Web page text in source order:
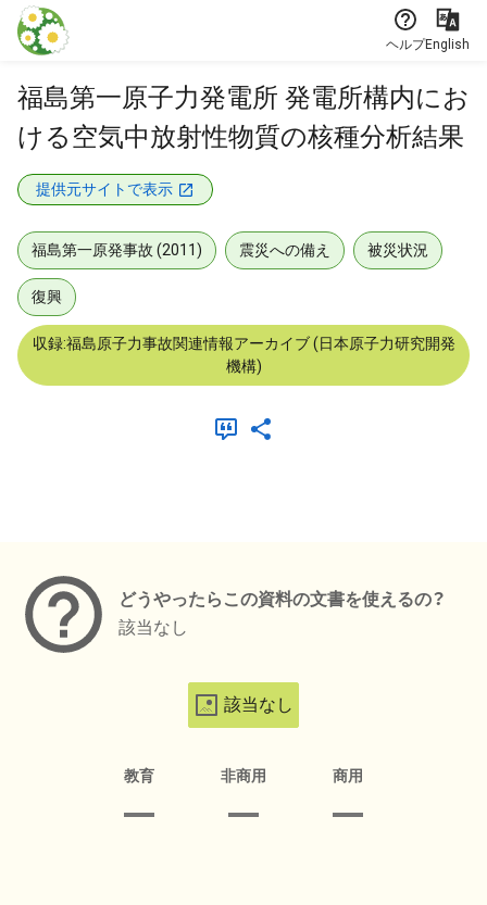
本文に飛ぶ
ヘルプEnglish
福島第一原子力発電所 発電所構内にお
ける空気中放射性物質の核種分析結果
提供元サイトで表示
福島第一原発事故 (2011) 震災への備え 被災状況
復興
収録:福島原子力事故関連情報アーカイブ (日本原子力研究開発
機構)
どうやったらこの資料の文書を使えるの？
該当なし
該当なし
教育 非商用 商用